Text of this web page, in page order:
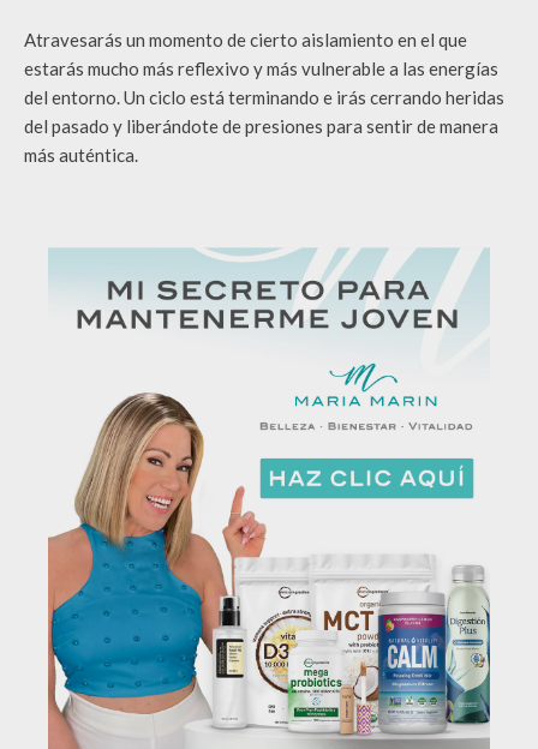
Atravesarás un momento de cierto aislamiento en el que
estarás mucho más reflexivo y más vulnerable a las energías
del entorno. Un ciclo está terminando e irás cerrando heridas
del pasado y liberándote de presiones para sentir de manera
más auténtica.